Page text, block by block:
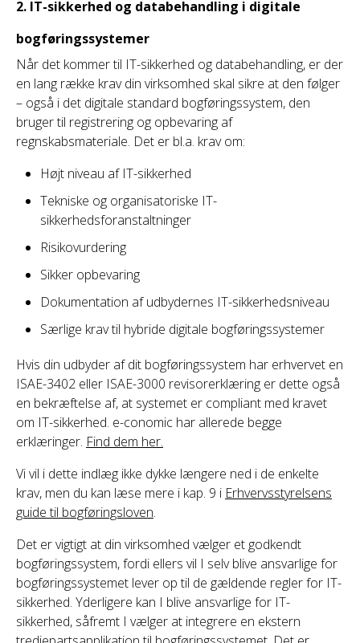
2. IT-sikkerhed og databehandling i digitale
bogføringssystemer
Når det kommer til IT-sikkerhed og databehandling, er der
en lang række krav din virksomhed skal sikre at den følger
– også i det digitale standard bogføringssystem, den
bruger til registrering og opbevaring af
regnskabsmateriale. Det er bl.a. krav om:
Højt niveau af IT-sikkerhed
Tekniske og organisatoriske IT-
sikkerhedsforanstaltninger
Risikovurdering
Sikker opbevaring
Dokumentation af udbydernes IT-sikkerhedsniveau
Særlige krav til hybride digitale bogføringssystemer
Hvis din udbyder af dit bogføringssystem har erhvervet en
ISAE-3402 eller ISAE-3000 revisorerklæring er dette også
en bekræftelse af, at systemet er compliant med kravet
om IT-sikkerhed. e-conomic har allerede begge
erklæringer. Find dem her.
Vi vil i dette indlæg ikke dykke længere ned i de enkelte
krav, men du kan læse mere i kap. 9 i Erhvervsstyrelsens
guide til bogføringsloven.
Det er vigtigt at din virksomhed vælger et godkendt
bogføringssystem, fordi ellers vil I selv blive ansvarlige for
bogføringssystemet lever op til de gældende regler for IT-
sikkerhed. Yderligere kan I blive ansvarlige for IT-
sikkerhed, såfremt I vælger at integrere en ekstern